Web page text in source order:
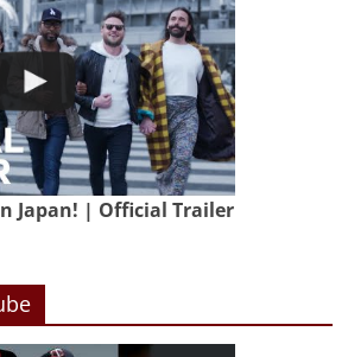
Japan! | Official Trailer